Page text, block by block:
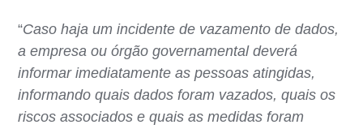
“Caso haja um incidente de vazamento de dados,
a empresa ou órgão governamental deverá
informar imediatamente as pessoas atingidas,
informando quais dados foram vazados, quais os
riscos associados e quais as medidas foram